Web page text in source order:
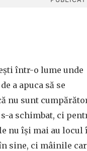
într-o lume unde
a apuca să se
nu sunt
a schimbat, ci
nu își mai au locul
sine, ci mâinile